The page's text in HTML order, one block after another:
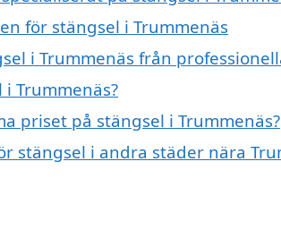
för stängsel i Trummenäs
i Trummenäs från
Trummenäs?
priset på stängsel i Trummenäs?
stängsel i andra städer nära